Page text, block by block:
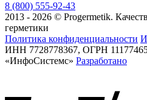
8 (800) 555-92-43
2013 - 2026 © Progermetik.
герметики
Политика конфиденциальности
ИНН 7728778367, ОГРН
«ИнфоСистемс» Разработано